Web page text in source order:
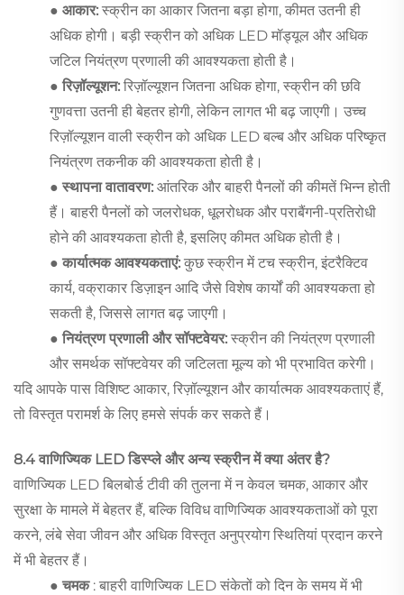
● आकार: स्क्रीन का आकार जितना बड़ा होगा, कीमत उतनी ही
अधिक होगी। बड़ी स्क्रीन को अधिक LED मॉड्यूल और अधिक
जटिल नियंत्रण प्रणाली की आवश्यकता होती है।
● रिज़ॉल्यूशन: रिज़ॉल्यूशन जितना अधिक होगा, स्क्रीन की छवि
गुणवत्ता उतनी ही बेहतर होगी, लेकिन लागत भी बढ़ जाएगी। उच्च
रिज़ॉल्यूशन वाली स्क्रीन को अधिक LED बल्ब और अधिक परिष्कृत
नियंत्रण तकनीक की आवश्यकता होती है।
● स्थापना वातावरण: आंतरिक और बाहरी पैनलों की कीमतें भिन्न होती
हैं। बाहरी पैनलों को जलरोधक, धूलरोधक और पराबैंगनी-प्रतिरोधी
होने की आवश्यकता होती है, इसलिए कीमत अधिक होती है।
● कार्यात्मक आवश्यकताएं: कुछ स्क्रीन में टच स्क्रीन, इंटरैक्टिव
कार्य, वक्राकार डिज़ाइन आदि जैसे विशेष कार्यों की आवश्यकता हो
सकती है, जिससे लागत बढ़ जाएगी।
● नियंत्रण प्रणाली और सॉफ्टवेयर: स्क्रीन की नियंत्रण प्रणाली
और समर्थक सॉफ्टवेयर की जटिलता मूल्य को भी प्रभावित करेगी।
यदि आपके पास विशिष्ट आकार, रिज़ॉल्यूशन और कार्यात्मक आवश्यकताएं हैं,
तो विस्तृत परामर्श के लिए हमसे संपर्क कर सकते हैं।
8.4 वाणिज्यिक LED डिस्प्ले और अन्य स्क्रीन में क्या अंतर है?
वाणिज्यिक LED बिलबोर्ड टीवी की तुलना में न केवल चमक, आकार और
सुरक्षा के मामले में बेहतर हैं, बल्कि विविध वाणिज्यिक आवश्यकताओं को पूरा
करने, लंबे सेवा जीवन और अधिक विस्तृत अनुप्रयोग स्थितियां प्रदान करने
में भी बेहतर हैं।
● चमक : बाहरी वाणिज्यिक LED संकेतों को दिन के समय में भी